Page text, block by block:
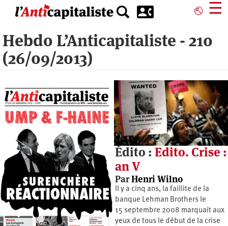
principal
⎋ ☰
Hebdo L’Anticapitaliste - 210
(26/09/2013)
Édito : Edito. Crise :
an V
ParHenri Wilno
Il y a cinq ans, la faillite de la
banque Lehman Brothers le
15 septembre 2008 marquait aux
yeux de tous le début de la crise